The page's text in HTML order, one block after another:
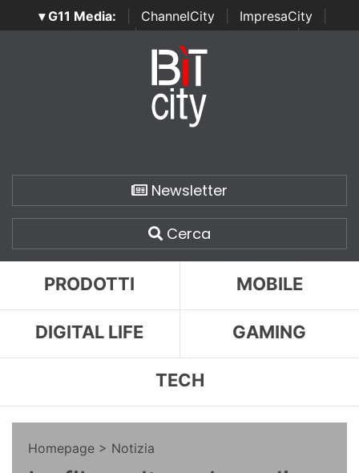
▾ G11 Media: ChannelCity ImpresaCity
SecurityOpenLab | Italian Channel Awards | Italian
Italian Security Awards
Newsletter
Cerca
PRODOTTI MOBILE
DIGITAL LIFE GAMING
TECH
Homepage > Notizia